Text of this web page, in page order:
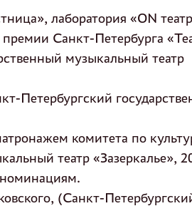
лаборатория «ON
Санкт-Петербурга
музыкальный театр
Петербургский
комитета по
театр «Зазеркалье»,
(Санкт-